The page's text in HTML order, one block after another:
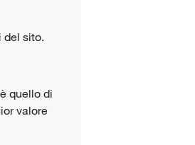
del sito.
quello di
valore